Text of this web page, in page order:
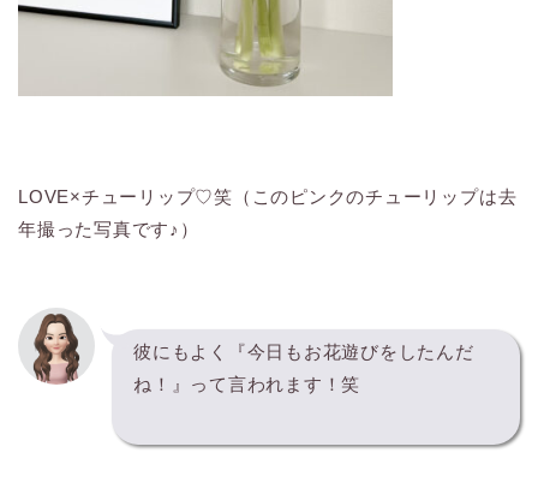
LOVE×チューリップ♡笑（このピンクのチューリップは去
年撮った写真です♪）
彼にもよく『今日もお花遊びをしたんだ
ね！』って言われます！笑